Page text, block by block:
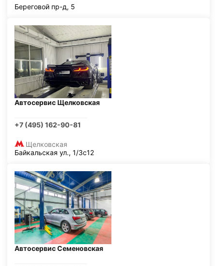
Береговой пр-д, 5
Автосервис Щелковская
+7 (495) 162-90-81
Щелковская
Байкальская ул., 1/3с12
Автосервис Семеновская